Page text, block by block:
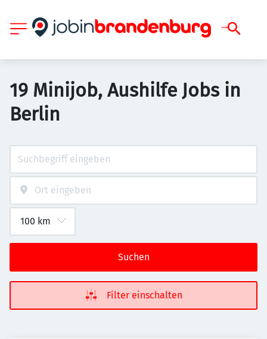
19 Minijob, Aushilfe Jobs in
Berlin
Suchen
Filter einschalten